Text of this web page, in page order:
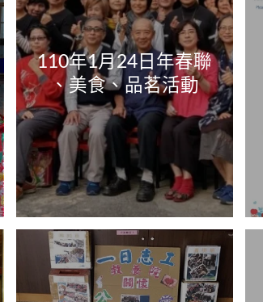
110年1月24日年春聯
、美食、品茗活動